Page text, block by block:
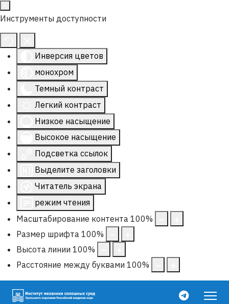
Инструменты доступности
Инверсия цветов
монохром
Темный контраст
Легкий контраст
Низкое насыщение
Высокое насыщение
Подсветка ссылок
Выделите заголовки
Читатель экрана
режим чтения
Масштабирование контента 100%
Размер шрифта 100%
Высота линии 100%
Расстояние между буквами 100%